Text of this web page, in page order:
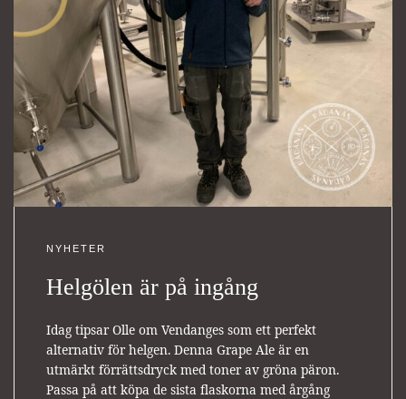
NYHETER
Helgölen är på ingång
Idag tipsar Olle om Vendanges som ett perfekt
alternativ för helgen. Denna Grape Ale är en
utmärkt förrättsdryck med toner av gröna päron.
Passa på att köpa de sista flaskorna med årgång